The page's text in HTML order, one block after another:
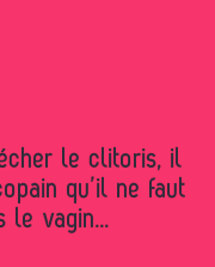
qu’il ne faut
le vagin...